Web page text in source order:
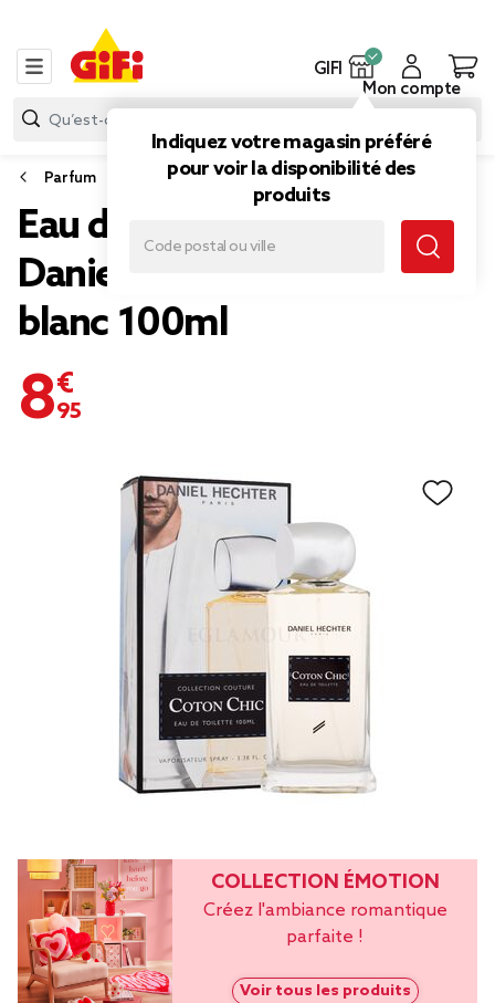
GIFI
Indiquez votre magasin préféré
pour voir la disponibilité des
produits
Mon compte
Parfum
Eau de toilette homme
Daniel Hechter Coton chic
blanc 100ml
8,95 €
COLLECTION ÉMOTION
Créez l'ambiance romantique
parfaite !
Voir tous les produits